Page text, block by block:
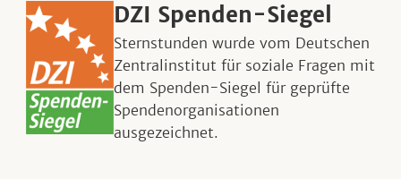
DZI Spenden-Siegel
Sternstunden wurde vom Deutschen
Zentralinstitut für soziale Fragen mit
dem Spenden-Siegel für geprüfte
Spendenorganisationen
ausgezeichnet.